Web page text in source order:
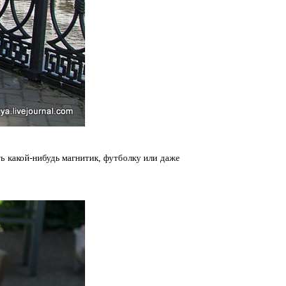
какой-нибудь магнитик, футболку или даже